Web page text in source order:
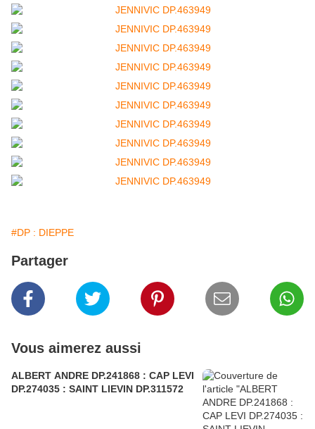
#DP : DIEPPE
Partager
Vous aimerez aussi
ALBERT ANDRE DP.241868 : CAP LEVI
DP.274035 : SAINT LIEVIN DP.311572